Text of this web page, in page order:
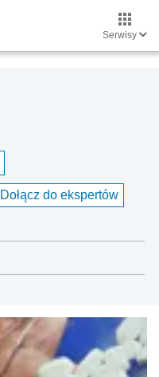
Serwisy
Dołącz do ekspertów